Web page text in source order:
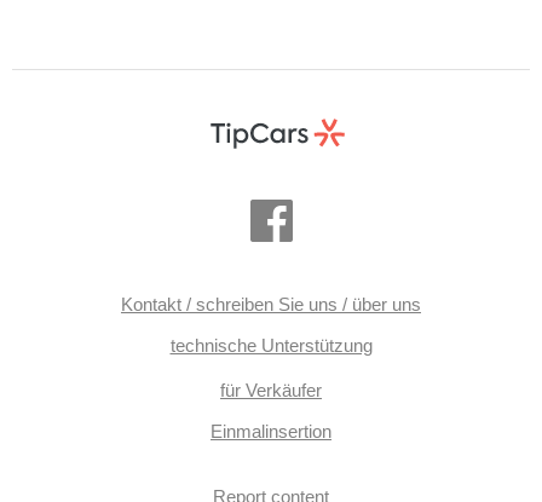
Kontakt / schreiben Sie uns / über uns
technische Unterstützung
für Verkäufer
Einmalinsertion
Report content